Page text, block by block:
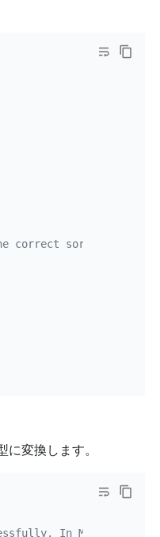
correct sorting
に変換します。
In MySQL,